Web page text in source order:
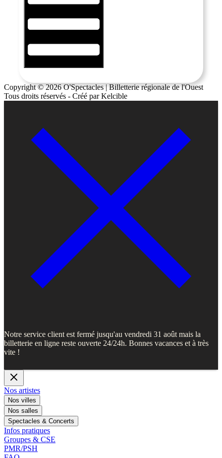
Copyright © 2026 O'Spectacles | Billetterie régionale de l'Ouest
Tous droits réservés - Créé par Kelcible
Notre service client est fermé jusqu'au vendredi 31 août mais la
billetterie en ligne reste ouverte 24/24h. Bonnes vacances et à très
vite !
Nos artistes
Nos villes
Nos salles
Spectacles & Concerts
Infos pratiques
Groupes & CSE
PMR/PSH